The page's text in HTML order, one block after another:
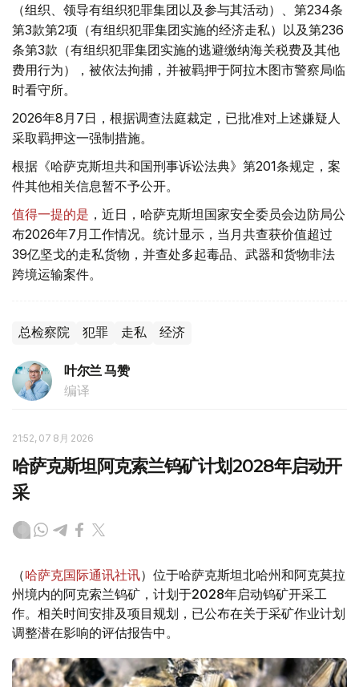
（组织、领导有组织犯罪集团以及参与其活动）、第234条
第3款第2项（有组织犯罪集团实施的经济走私）以及第236
条第3款（有组织犯罪集团实施的逃避缴纳海关税费及其他
费用行为），被依法拘捕，并被羁押于阿拉木图市警察局临
时看守所。
2026年8月7日，根据调查法庭裁定，已批准对上述嫌疑人
采取羁押这一强制措施。
根据《哈萨克斯坦共和国刑事诉讼法典》第201条规定，案
件其他相关信息暂不予公开。
值得一提的是 ，近日，哈萨克斯坦国家安全委员会边防局公
布2026年7月工作情况。统计显示，当月共查获价值超过
39亿坚戈的走私货物，并查处多起毒品、武器和货物非法
跨境运输案件。
总检察院 犯罪 走私 经济
叶尔兰 马赞
编译
21:52, 07 8月 2026
哈萨克斯坦阿克索兰钨矿计划2028年启动开
采
（哈萨克国际通讯社讯）位于哈萨克斯坦北哈州和阿克莫拉
州境内的阿克索兰钨矿，计划于2028年启动钨矿开采工
作。相关时间安排及项目规划，已公布在关于采矿作业计划
调整潜在影响的评估报告中。